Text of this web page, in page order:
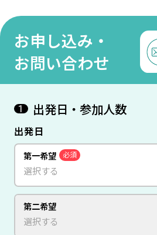
間
お申し込み・
お問い合わせ
1 出発日・参加人数
出発日
第一希望 必須
第二希望